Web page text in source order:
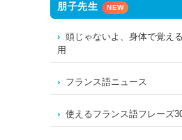
朋子先生 NEW
頭じゃないよ、身体で覚え
用
フランス語ニュース
使えるフランス語フレーズ